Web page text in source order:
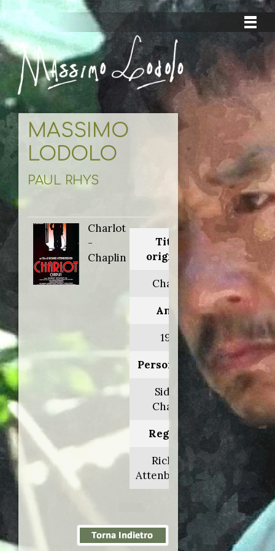
MASSIMO
LODOLO
PAUL RHYS
Charlot
-
Chaplin
Titolo
originale:
Chaplin
Anno:
1992
Personaggio:
Sidney
Chaplin
Regia di:
Richard
Attenborough